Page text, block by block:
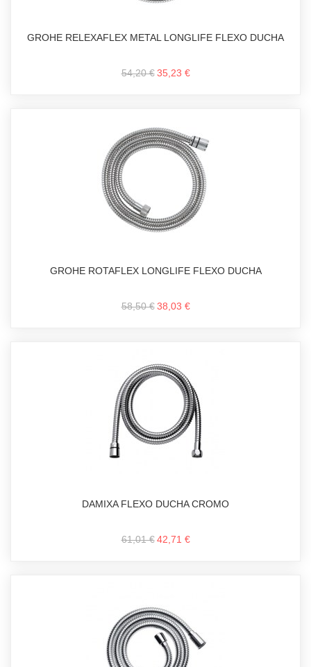
GROHE RELEXAFLEX METAL LONGLIFE FLEXO DUCHA
54,20 € 35,23 €
GROHE ROTAFLEX LONGLIFE FLEXO DUCHA
58,50 € 38,03 €
DAMIXA FLEXO DUCHA CROMO
61,01 € 42,71 €